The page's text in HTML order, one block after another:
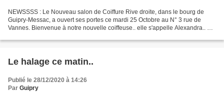
NEWSSSS : Le Nouveau salon de Coiffure Rive droite, dans le bourg de
Guipry-Messac, a ouvert ses portes ce mardi 25 Octobre au N° 3 rue de
Vannes. Bienvenue à notre nouvelle coiffeuse.. elle s'appelle Alexandra.. et
Le halage ce matin..
Publié le 28/12/2020 à 14:26
Par Guipry